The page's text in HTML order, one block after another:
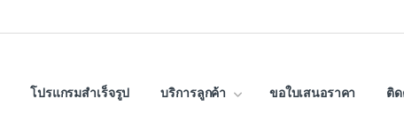
โปรแกรมสำเร็จรูป บริการลูกค้า ขอใบเสนอราคา ติด